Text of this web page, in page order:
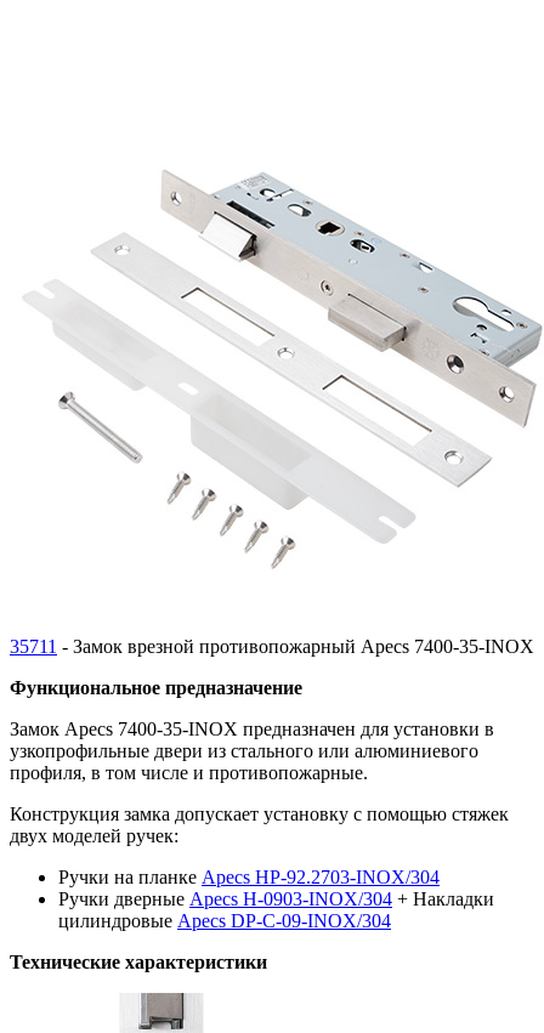
35711 - Замок врезной противопожарный Apecs 7400-35-INOX
Функциональное предназначение
Замок Apecs 7400-35-INOX предназначен для установки в
узкопрофильные двери из стального или алюминиевого
профиля, в том числе и противопожарные.
Конструкция замка допускает установку с помощью стяжек
двух моделей ручек:
Ручки на планке Apecs HP-92.2703-INOX/304
Ручки дверные Apecs H-0903-INOX/304 + Накладки
цилиндровые Apecs DP-C-09-INOX/304
Технические характеристики